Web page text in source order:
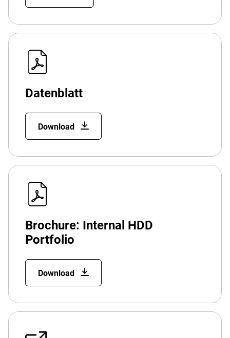
Datenblatt
Download
Brochure: Internal HDD
Portfolio
Download